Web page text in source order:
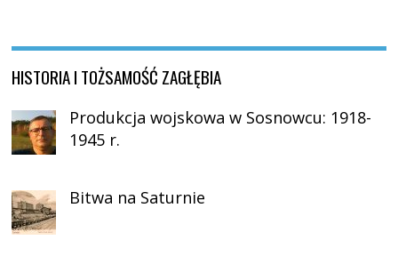
HISTORIA I TOŻSAMOŚĆ ZAGŁĘBIA
Produkcja wojskowa w Sosnowcu: 1918-
1945 r.
Bitwa na Saturnie